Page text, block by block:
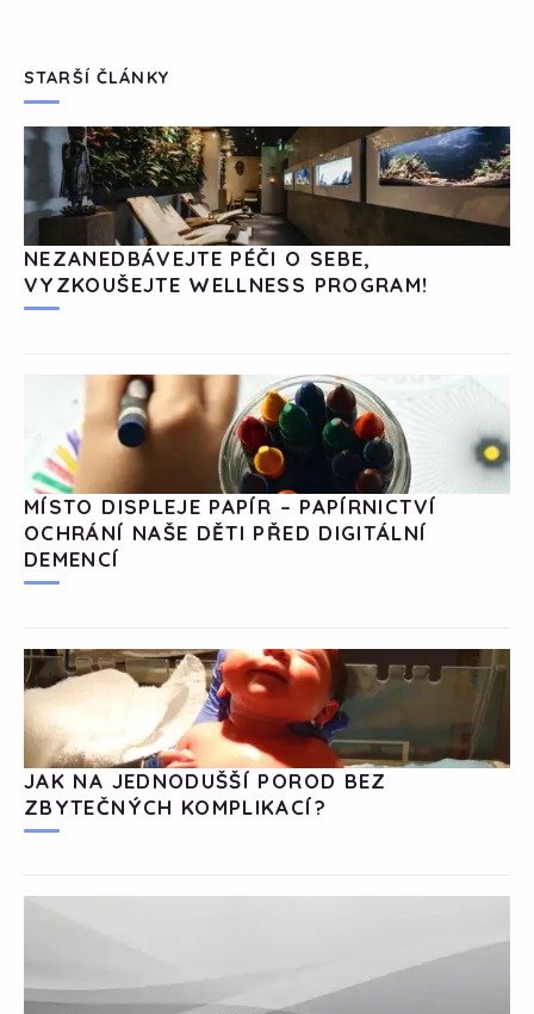
STARŠÍ ČLÁNKY
NEZANEDBÁVEJTE PÉČI O SEBE,
VYZKOUŠEJTE WELLNESS PROGRAM!
MÍSTO DISPLEJE PAPÍR – PAPÍRNICTVÍ
OCHRÁNÍ NAŠE DĚTI PŘED DIGITÁLNÍ
DEMENCÍ
JAK NA JEDNODUŠŠÍ POROD BEZ
ZBYTEČNÝCH KOMPLIKACÍ?